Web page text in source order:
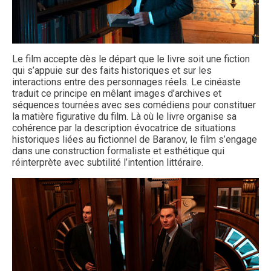
Le film accepte dès le départ que le livre soit une fiction
qui s’appuie sur des faits historiques et sur les
interactions entre des personnages réels. Le cinéaste
traduit ce principe en mêlant images d’archives et
séquences tournées avec ses comédiens pour constituer
la matière figurative du film. Là où le livre organise sa
cohérence par la description évocatrice de situations
historiques liées au fictionnel de Baranov, le film s’engage
dans une construction formaliste et esthétique qui
réinterprète avec subtilité l’intention littéraire.